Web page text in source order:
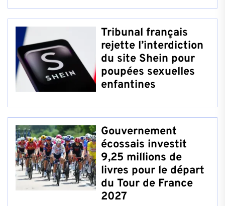
Tribunal français
rejette l’interdiction
du site Shein pour
poupées sexuelles
enfantines
Gouvernement
écossais investit
9,25 millions de
livres pour le départ
du Tour de France
2027